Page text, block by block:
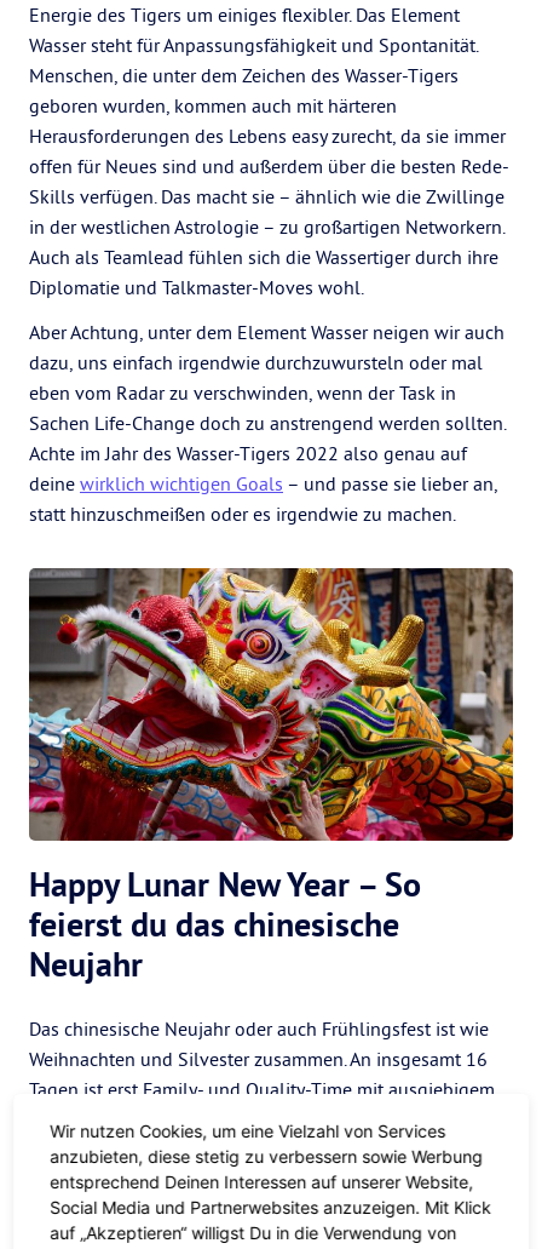
Energie des Tigers um einiges flexibler. Das Element
Wasser steht für Anpassungsfähigkeit und Spontanität.
Menschen, die unter dem Zeichen des Wasser-Tigers
geboren wurden, kommen auch mit härteren
Herausforderungen des Lebens easy zurecht, da sie immer
offen für Neues sind und außerdem über die besten Rede-
Skills verfügen. Das macht sie – ähnlich wie die Zwillinge
in der westlichen Astrologie – zu großartigen Networkern.
Auch als Teamlead fühlen sich die Wassertiger durch ihre
Diplomatie und Talkmaster-Moves wohl.
Aber Achtung, unter dem Element Wasser neigen wir auch
dazu, uns einfach irgendwie durchzuwursteln oder mal
eben vom Radar zu verschwinden, wenn der Task in
Sachen Life-Change doch zu anstrengend werden sollten.
Achte im Jahr des Wasser-Tigers 2022 also genau auf
deine wirklich wichtigen Goals – und passe sie lieber an,
statt hinzuschmeißen oder es irgendwie zu machen.
Happy Lunar New Year – So
feierst du das chinesische
Neujahr
Das chinesische Neujahr oder auch Frühlingsfest ist wie
Weihnachten und Silvester zusammen. An insgesamt 16
Tagen ist erst Family- und Quality-Time mit ausgiebigem
Schlemmen angesagt, dann werden die
Vorsätze für das
kommende Jahrgeschmiedet und mit allerlei
Glücksbringern – Hello, Winkekatze – ordentlich befeuert,
dann gibt es viiiiel Party und am Ende ein ordentliches
Booom-Feuerwerk, um auch die letzten Geister des alten
Wir nutzen Cookies, um eine Vielzahl von Services
anzubieten, diese stetig zu verbessern sowie Werbung
entsprechend Deinen Interessen auf unserer Website,
Social Media und Partnerwebsites anzuzeigen. Mit Klick
auf „Akzeptieren“ willigst Du in die Verwendung von